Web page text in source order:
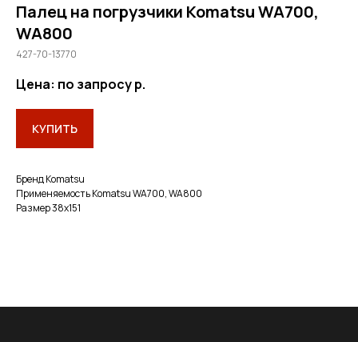
Палец на погрузчики Komatsu WA700,
WA800
427-70-13770
Цена: по запросур.
КУПИТЬ
Бренд Komatsu
Применяемость Komatsu WA700, WA800
Размер 38х151